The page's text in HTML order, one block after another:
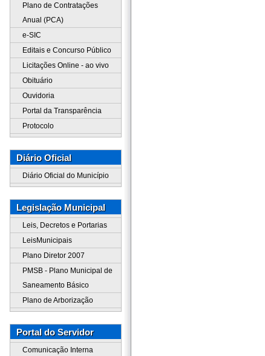
Plano de Contratações
Anual (PCA)
e-SIC
Editais e Concurso Público
Licitações Online - ao vivo
Obituário
Ouvidoria
Portal da Transparência
Protocolo
Diário Oficial
Diário Oficial do Município
Legislação Municipal
Leis, Decretos e Portarias
LeisMunicipais
Plano Diretor 2007
PMSB - Plano Municipal de
Saneamento Básico
Plano de Arborização
Portal do Servidor
Comunicação Interna